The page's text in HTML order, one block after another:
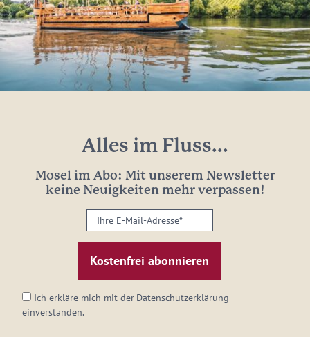
Alles im Fluss...
Mosel im Abo: Mit unserem Newsletter
keine Neuigkeiten mehr verpassen!
Ihre
E-
Mail-
Adresse:
Ich erkläre mich mit der Datenschutzerklärung
einverstanden.